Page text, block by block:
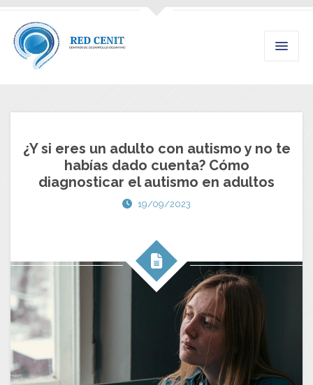
¿Y si eres un adulto con autismo y no te
habías dado cuenta? Cómo
diagnosticar el autismo en adultos
19/09/2023